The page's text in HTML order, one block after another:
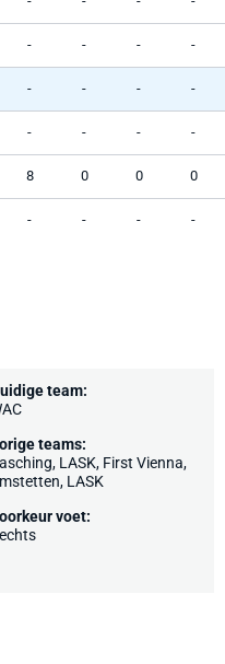
- - - -
- - - -
- - - -
8 0 0 0
- - - -
team:
teams:
LASK, First Vienna,
LASK
voet: